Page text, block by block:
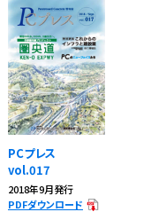
PCプレス
vol.017
2018年9月発行
PDFダウンロード